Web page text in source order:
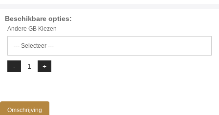
Beschikbare opties:
Andere GB Kiezen
Omschrijving